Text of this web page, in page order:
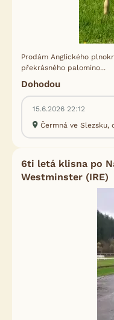
Prodám Anglického
překrásného palomino...
Dohodou
15.6.2026 22:12
Čermná ve Slezsku,
6ti letá klisna po
Westminster (IRE)